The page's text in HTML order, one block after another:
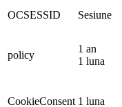
OCSESSID
Sesiune
policy
1 an
1 luna
CookieConsent 1 luna